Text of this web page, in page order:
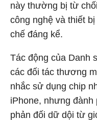
này thường bị từ
công nghệ và thiết
chế đáng kể.
Tác động của Danh
các đối tác thương
nhắc sử dụng chip
iPhone, nhưng
phản đối dữ dội từ